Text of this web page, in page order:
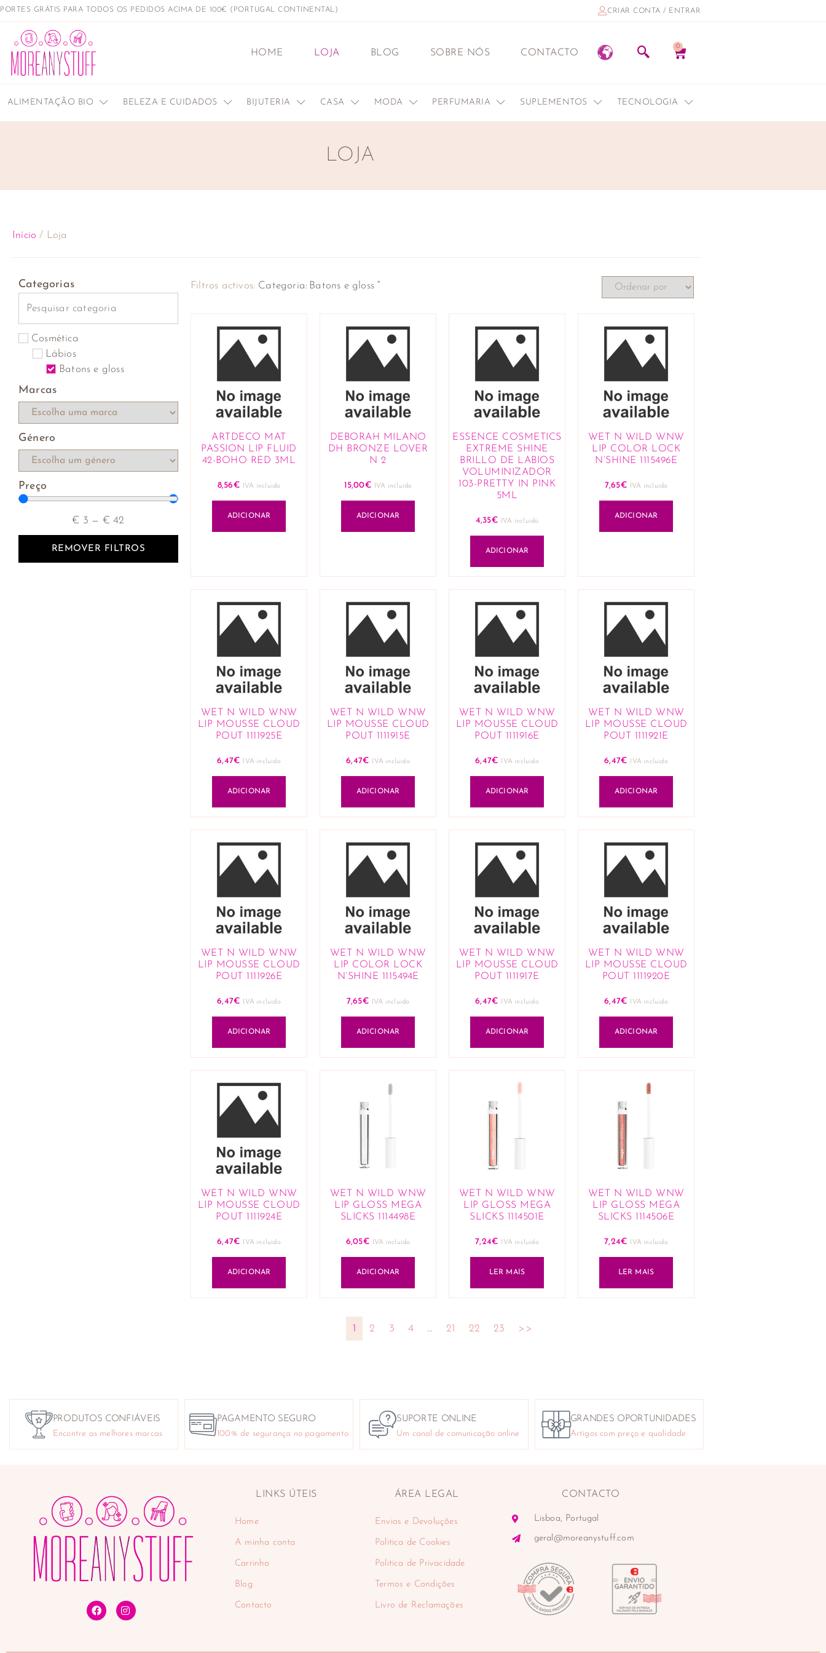
PORTES GRÁTIS PARA TODOS OS PEDIDOS ACIMA DE 100€ (PORTUGAL CONTINENTAL) CRIAR CONTA / ENTRAR
HOME LOJA BLOG SOBRE NÓS CONTACTO
0
ALIMENTAÇÃO BIO BELEZA E CUIDADOS BIJUTERIA CASA MODA PERFUMARIA SUPLEMENTOS TECNOLOGIA
LOJA
Início / Loja
Categorias
Cosmética
Lábios
Batons e gloss
Marcas
Género
Preço
€ 3 — €42
REMOVER FILTROS
Filtros activos: Categoria: Batons e gloss ×
ARTDECO MAT
PASSION LIP FLUID
42-BOHO RED 3ML
8,56€ IVA incluido
ADICIONAR
DEBORAH MILANO
DH BRONZE LOVER
N 2
15,00€ IVA incluido
ADICIONAR
ESSENCE COSMETICS
EXTREME SHINE
BRILLO DE LABIOS
VOLUMINIZADOR
103-PRETTY IN PINK
5ML
4,35€ IVA incluido
ADICIONAR
WET N WILD WNW
LIP COLOR LOCK
N’SHINE 1115496E
7,65€ IVA incluido
ADICIONAR
WET N WILD WNW
LIP MOUSSE CLOUD
POUT 1111925E
6,47€ IVA incluido
ADICIONAR
WET N WILD WNW
LIP MOUSSE CLOUD
POUT 1111915E
6,47€ IVA incluido
ADICIONAR
WET N WILD WNW
LIP MOUSSE CLOUD
POUT 1111916E
6,47€ IVA incluido
ADICIONAR
WET N WILD WNW
LIP MOUSSE CLOUD
POUT 1111921E
6,47€ IVA incluido
ADICIONAR
WET N WILD WNW
LIP MOUSSE CLOUD
POUT 1111926E
6,47€ IVA incluido
ADICIONAR
WET N WILD WNW
LIP COLOR LOCK
N’SHINE 1115494E
7,65€ IVA incluido
ADICIONAR
WET N WILD WNW
LIP MOUSSE CLOUD
POUT 1111917E
6,47€ IVA incluido
ADICIONAR
WET N WILD WNW
LIP MOUSSE CLOUD
POUT 1111920E
6,47€ IVA incluido
ADICIONAR
WET N WILD WNW
LIP MOUSSE CLOUD
POUT 1111924E
6,47€ IVA incluido
ADICIONAR
WET N WILD WNW
LIP GLOSS MEGA
SLICKS 1114498E
6,05€ IVA incluido
ADICIONAR
WET N WILD WNW
LIP GLOSS MEGA
SLICKS 1114501E
7,24€ IVA incluido
LER MAIS
WET N WILD WNW
LIP GLOSS MEGA
SLICKS 1114506E
7,24€ IVA incluido
LER MAIS
1 2 3 4 … 21 22 23 >>
PRODUTOS CONFIÁVEIS
Encontre as melhores marcas
PAGAMENTO SEGURO
100% de segurança no pagamento
SUPORTE ONLINE
Um canal de comunicação online
GRANDES OPORTUNIDADES
Artigos com preço e qualidade
LINKS ÚTEIS
Home
A minha conta
Carrinho
Blog
Contacto
ÁREA LEGAL
Envios e Devoluções
Politica de Cookies
Politica de Privacidade
Termos e Condições
Livro de Reclamações
CONTACTO
Lisboa, Portugal
geral@moreanystuff.com